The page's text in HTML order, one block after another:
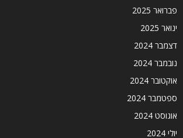
פברואר 2025
ינואר 2025
דצמבר 2024
נובמבר 2024
אוקטובר 2024
ספטמבר 2024
אוגוסט 2024
יולי 2024